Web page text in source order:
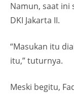
Namun, saat ini
DKI Jakarta II.
“Masukan itu
itu,” tuturnya.
Meski begitu,